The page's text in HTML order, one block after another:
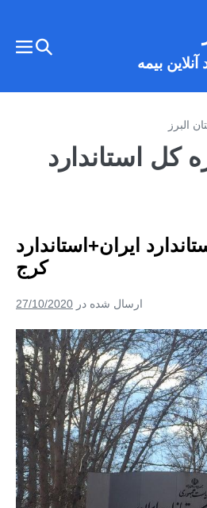
بیمه
تغییر
البرز
کل استاندارد
ایران+استاندارد
کرج
ارسال شده در 27/10/2020